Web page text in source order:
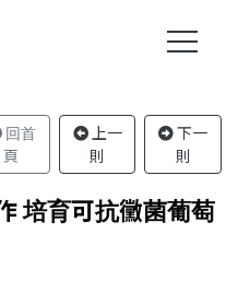
回首
頁
上一
則
下一
則
培育可抗黴菌葡萄